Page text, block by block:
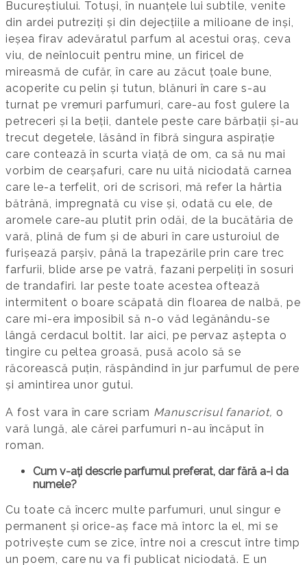
Bucureștiului. Totuși, în nuanțele lui subtile, venite
din ardei putreziți și din dejecțiile a milioane de inși,
ieșea firav adevăratul parfum al acestui oraș, ceva
viu, de neînlocuit pentru mine, un firicel de
mireasmă de cufăr, în care au zăcut țoale bune,
acoperite cu pelin și tutun, blănuri în care s-au
turnat pe vremuri parfumuri, care-au fost gulere la
petreceri și la beții, dantele peste care bărbații și-au
trecut degetele, lăsând în fibră singura aspirație
care contează în scurta viață de om, ca să nu mai
vorbim de cearșafuri, care nu uită niciodată carnea
care le-a terfelit, ori de scrisori, mă refer la hârtia
bătrână, impregnată cu vise și, odată cu ele, de
aromele care-au plutit prin odăi, de la bucătăria de
vară, plină de fum și de aburi în care usturoiul de
furișează parșiv, până la trapezările prin care trec
farfurii, blide arse pe vatră, fazani perpeliți în sosuri
de trandafiri. Iar peste toate acestea oftează
intermitent o boare scăpată din floarea de nalbă, pe
care mi-era imposibil să n-o văd legănându-se
lângă cerdacul boltit. Iar aici, pe pervaz aștepta o
tingire cu peltea groasă, pusă acolo să se
răcorească puțin, răspândind în jur parfumul de pere
și amintirea unor gutui.
A fost vara în care scriam Manuscrisul fanariot, o
vară lungă, ale cărei parfumuri n-au încăput în
roman.
Cum v-ați descrie parfumul preferat, dar fără a-i da
numele?
Cu toate că încerc multe parfumuri, unul singur e
permanent și orice-aș face mă întorc la el, mi se
potrivește cum se zice, între noi a crescut între timp
un poem, care nu va fi publicat niciodată. E un